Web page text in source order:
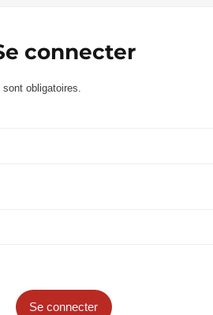
connecter
sont obligatoires.
Se connecter